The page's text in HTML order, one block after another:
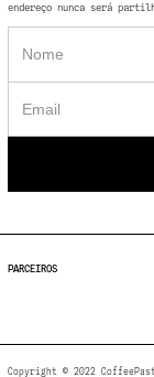
endereço nunca será
PARCEIROS
Copyright © 2022